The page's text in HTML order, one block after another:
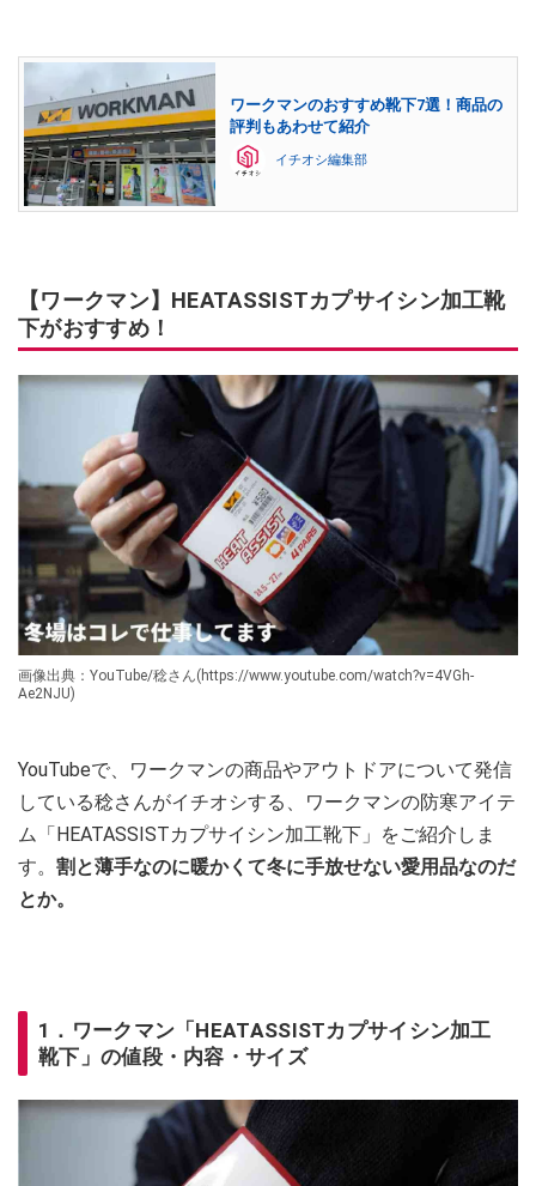
ワークマンのおすすめ靴下7選！商品の
評判もあわせて紹介
イチオシ編集部
【ワークマン】HEATASSISTカプサイシン加工靴
下がおすすめ！
画像出典：YouTube/稔さん(https://www.youtube.com/watch?v=4VGh-
Ae2NJU)
YouTubeで、ワークマンの商品やアウトドアについて発信
している稔さんがイチオシする、ワークマンの防寒アイテ
ム「HEATASSISTカプサイシン加工靴下」をご紹介しま
す。 割と薄手なのに暖かくて冬に手放せない愛用品なのだ
とか。
1．ワークマン「HEATASSISTカプサイシン加工
靴下」の値段・内容・サイズ